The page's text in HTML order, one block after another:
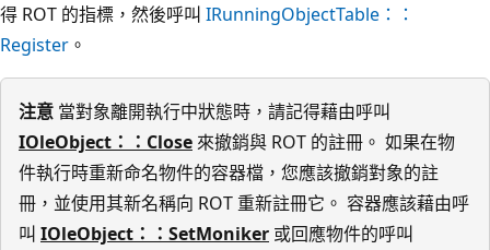
得 ROT 的指標，然後呼叫 IRunningObjectTable：：
Register 。
注意 當對象離開執行中狀態時，請記得藉由呼叫
IOleObject：：Close 來撤銷與 ROT 的註冊。 如果在物
件執行時重新命名物件的容器檔，您應該撤銷對象的註
冊，並使用其新名稱向 ROT 重新註冊它。 容器應該藉由呼
叫 IOleObject：：SetMoniker 或回應物件的呼叫